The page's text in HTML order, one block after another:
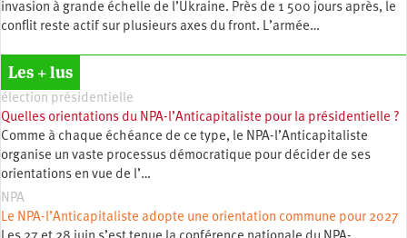
invasion à grande échelle de l’Ukraine. Près de 1 500 jours après, le
conflit reste actif sur plusieurs axes du front. L’armée…
Les + lus
élection présidentielle
Quelles orientations du NPA-l’Anticapitaliste pour la présidentielle ?
Comme à chaque échéance de ce type, le NPA-l’Anticapitaliste
organise un vaste processus démocratique pour décider de ses
orientations en vue de l’…
NPA
Le NPA-l’Anticapitaliste adopte une orientation commune pour 2027